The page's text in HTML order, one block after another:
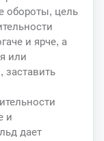
обороты, цель
и ярче, а
или
заставить
и
дает